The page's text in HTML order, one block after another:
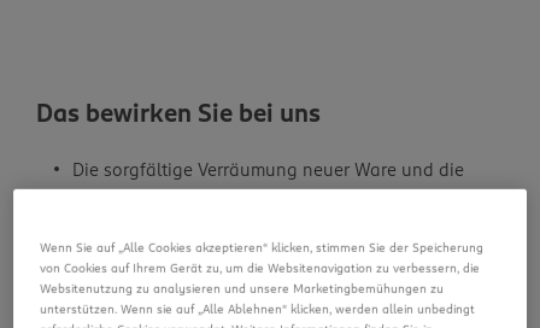
Das bewirken Sie bei uns
Die sorgfältige Verräumung neuer Ware und die
Kunden an der Kasse
Eine freundliche und kompetente Beratung unserer
Wenn Sie auf „Alle Cookies akzeptieren“ klicken, stimmen Sie der Speicherung
von Cookies auf Ihrem Gerät zu, um die Websitenavigation zu verbessern, die
Websitenutzung zu analysieren und unsere Marketingbemühungen zu
unterstützen. Wenn sie auf „Alle Ablehnen“ klicken, werden allein unbedingt